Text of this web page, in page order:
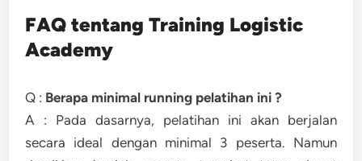
FAQ tentang Training Logistic
Academy
Q : Berapa minimal running pelatihan ini ?
A : Pada dasarnya, pelatihan ini akan berjalan
secara ideal dengan minimal 3 peserta. Namun